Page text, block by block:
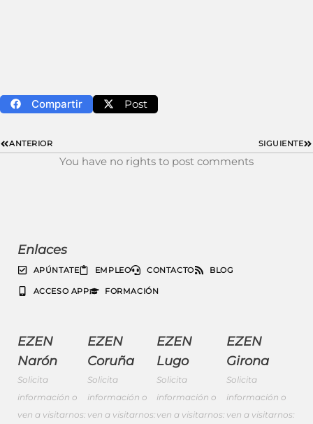
Compartir Post
ANTERIOR SIGUIENTE
You have no rights to post comments
Enlaces
APÚNTATE EMPLEO CONTACTO BLOG
ACCESO APP FORMACIÓN
EZEN
Narón
Solicita
información o
ven a visitarnos:
EZEN
Coruña
Solicita
información o
ven a visitarnos:
EZEN
Lugo
Solicita
información o
ven a visitarnos:
EZEN
Girona
Solicita
información o
ven a visitarnos: